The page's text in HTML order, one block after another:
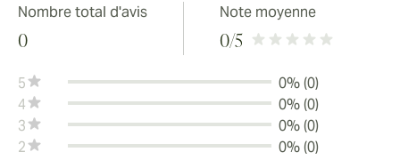
Nombre total d'avis
0
Note moyenne
0/5
5
0% (0)
4
0% (0)
3
0% (0)
2
0% (0)